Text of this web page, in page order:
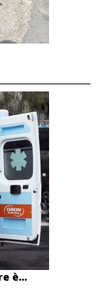
è...